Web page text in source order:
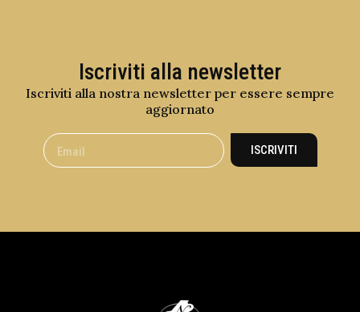
Iscriviti alla newsletter
Iscriviti alla nostra newsletter per essere sempre
aggiornato
ISCRIVITI